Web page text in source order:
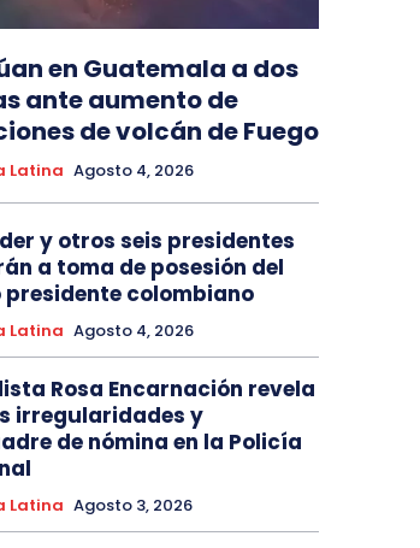
en Guatemala a dos
ante aumento de
de volcán de Fuego
Latina Agosto 4, 2026
y otros seis presidentes
a toma de posesión del
presidente colombiano
Latina Agosto 4, 2026
Rosa Encarnación revela
irregularidades y
de nómina en la Policía
Latina Agosto 3, 2026